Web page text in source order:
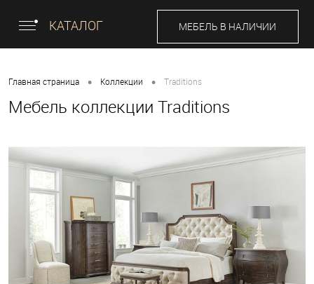
КАТАЛОГ МЕБЕЛЬ В НАЛИЧИИ
Главная страница • Коллекции • Traditions
Мебель коллекции Traditions